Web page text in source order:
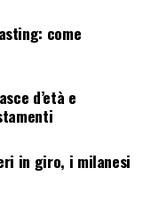
come
d’età e
in giro, i milanesi